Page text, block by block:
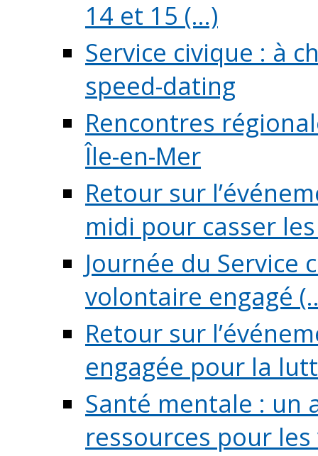
14 et 15 (...)
Service civique : à
speed-dating
Rencontres
Île-en-Mer
Retour sur
midi pour casser les
Journée du Service
volontaire engagé
Retour sur
engagée pour la
Santé mentale : un
ressources pour